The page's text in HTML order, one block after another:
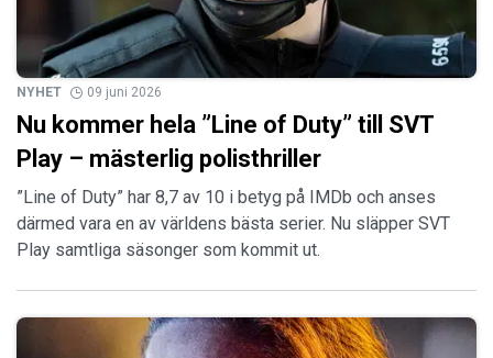
NYHET 09 juni 2026
Nu kommer hela ”Line of Duty” till SVT
Play – mästerlig polisthriller
”Line of Duty” har 8,7 av 10 i betyg på IMDb och anses
därmed vara en av världens bästa serier. Nu släpper SVT
Play samtliga säsonger som kommit ut.